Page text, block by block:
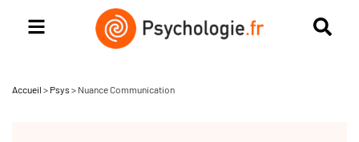
Accueil > Psys > Nuance Communication